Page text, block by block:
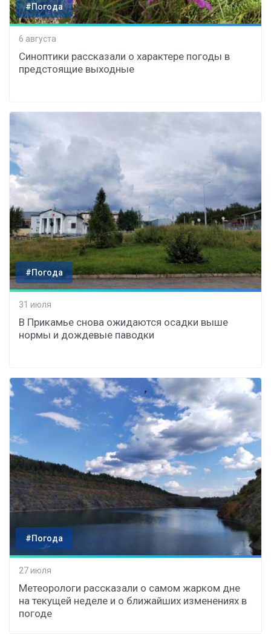
#Погода
6 августа
Синоптики рассказали о характере погоды в
предстоящие выходные
#Погода
31 июля
В Прикамье снова ожидаются осадки выше
нормы и дождевые паводки
#Погода
27 июля
Метеорологи рассказали о самом жарком дне
на текущей неделе и о ближайших изменениях в
погоде